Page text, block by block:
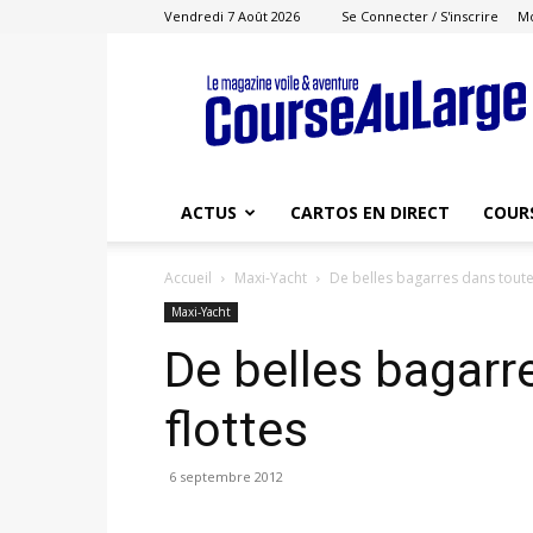
Vendredi 7 Août 2026 Se Connecter / S'inscrire
Course
au
Large
ACTUS CARTOS EN DIRECT
Accueil Maxi-Yacht De belles bagarres dans
Maxi-Yacht
De belles
flottes
6 septembre 2012